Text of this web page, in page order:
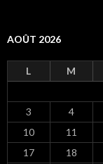
AOÛT 2026
L M
3
4
10
11
17
18